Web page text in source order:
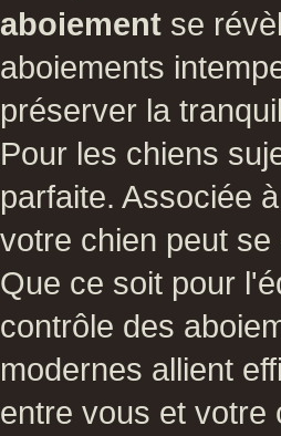
aboiement se
aboiements
préserver la
Pour les chiens
parfaite. Associée
votre chien peut
Que ce soit pour
contrôle des
modernes allient
entre vous et votre